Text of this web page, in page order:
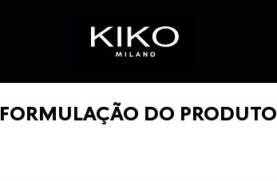
FORMULAÇÃO DO PRODUTO